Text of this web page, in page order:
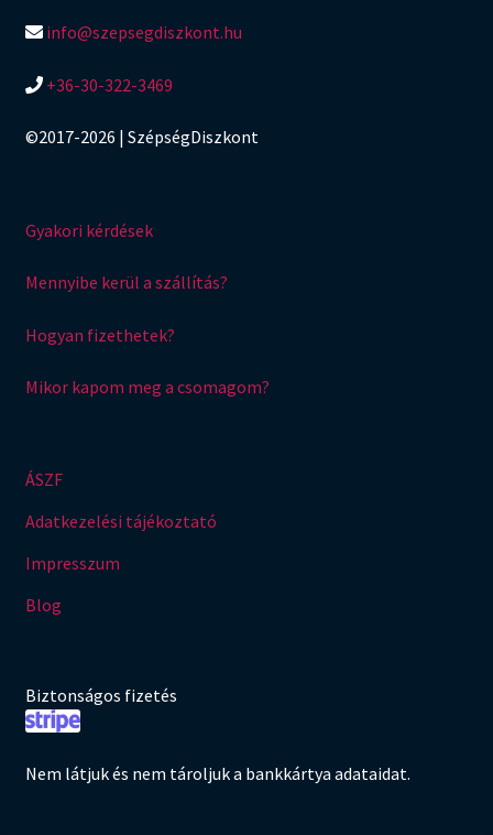
info@szepsegdiszkont.hu
+36-30-322-3469
©2017-2026 | SzépségDiszkont
Gyakori kérdések
Mennyibe kerül a szállítás?
Hogyan fizethetek?
Mikor kapom meg a csomagom?
ÁSZF
Adatkezelési tájékoztató
Impresszum
Blog
Biztonságos fizetés
Nem látjuk és nem tároljuk a bankkártya adataidat.